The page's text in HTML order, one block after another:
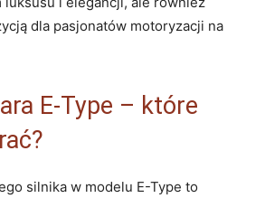
dla ⁤pasjonatów motoryzacji​ na
E-Type –​ które
silnika w‌ modelu E-Type ‍to